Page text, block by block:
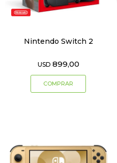
Nintendo Switch 2
USD 899,00